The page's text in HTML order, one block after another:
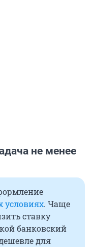
не менее
условиях. Чаще
ставку
банковский
для